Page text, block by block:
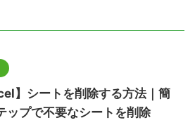
】シートを削除する方法｜簡
ップで不要なシートを削除